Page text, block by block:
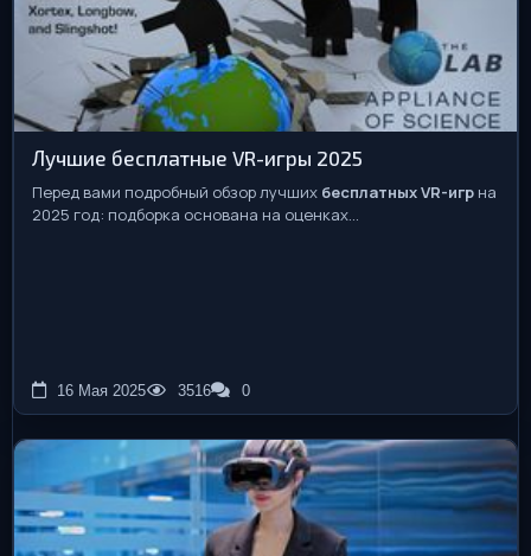
Лучшие бесплатные VR-игры 2025
Перед вами подробный обзор лучших бесплатных VR-игр на
2025 год: подборка основана на оценках...
16 Мая 2025 3516 0